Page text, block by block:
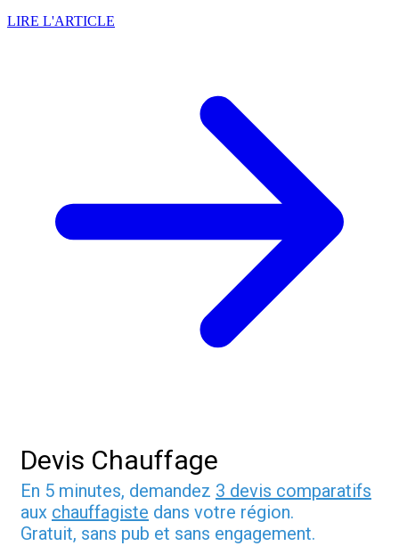
LIRE L'ARTICLE
Devis Chauffage
En 5 minutes, demandez 3 devis comparatifs
aux chauffagiste dans votre région.
Gratuit, sans pub et sans engagement.